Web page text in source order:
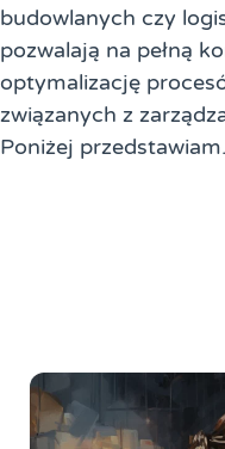
budowlanych czy
pozwalają na pełną
optymalizację
związanych z
Poniżej